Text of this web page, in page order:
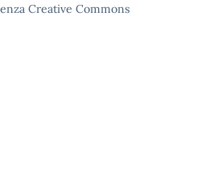
Creative Commons